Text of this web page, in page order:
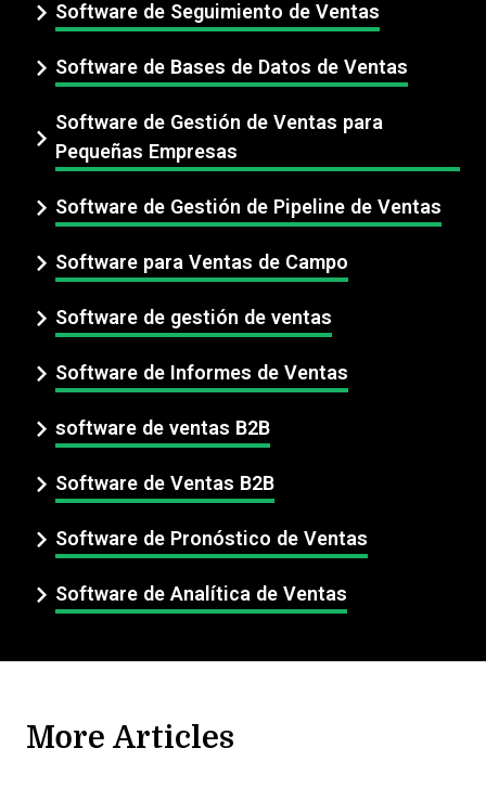
Software de Seguimiento de Ventas
Software de Bases de Datos de Ventas
Software de Gestión de Ventas para
Pequeñas Empresas
Software de Gestión de Pipeline de Ventas
Software para Ventas de Campo
Software de gestión de ventas
Software de Informes de Ventas
software de ventas B2B
Software de Ventas B2B
Software de Pronóstico de Ventas
Software de Analítica de Ventas
More Articles